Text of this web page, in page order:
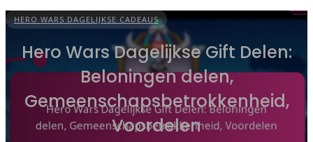
HERO WARS DAGELIJKSE CADEAUS
Hero Wars Dagelijkse Gift Delen:
Beloningen delen,
Gemeenschapsbetrokkenheid,
Voordelen